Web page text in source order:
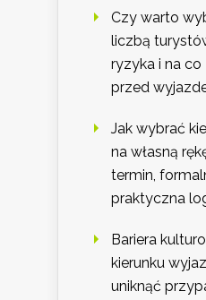
Czy warto
liczbą
ryzyka i na
przed
Jak wybrać
na własną
termin,
praktyczna
Bariera
kierunku
uniknąć